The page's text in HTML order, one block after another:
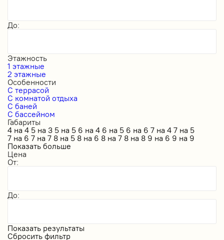
До:
Этажность
1 этажные
2 этажные
Особенности
С террасой
С комнатой отдыха
С баней
С бассейном
Габариты
4 на 4 5 на 3 5 на 5 6 на 4 6 на 5 6 на 6 7 на 4 7 на 5
7 на 6 7 на 7 8 на 5 8 на 6 8 на 7 8 на 8 9 на 6 9 на 9
Показать больше
Цена
От:
До:
Показать результаты
Сбросить фильтр